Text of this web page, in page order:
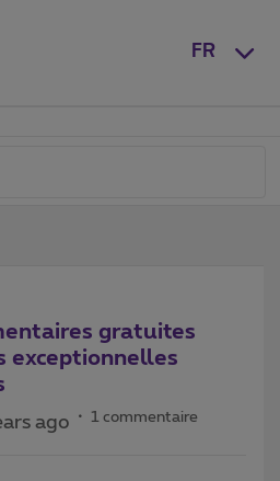
FR
gratuites
exceptionnelles
ago 1 commentaire